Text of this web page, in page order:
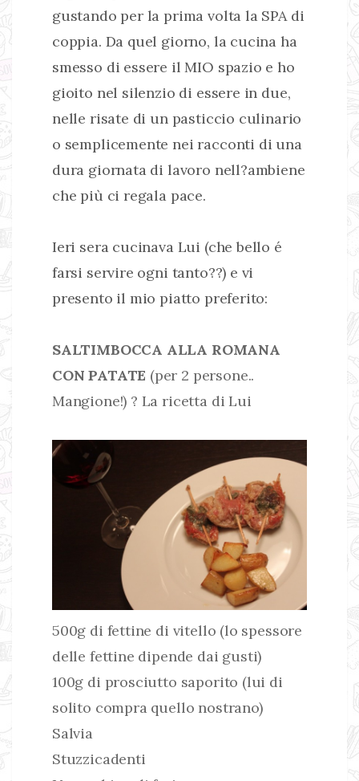
gustando per la prima volta la SPA di
coppia. Da quel giorno, la cucina ha
smesso di essere il MIO spazio e ho
gioito nel silenzio di essere in due,
nelle risate di un pasticcio culinario
o semplicemente nei racconti di una
dura giornata di lavoro nell?ambiene
che più ci regala pace.
Ieri sera cucinava Lui (che bello é
farsi servire ogni tanto??) e vi
presento il mio piatto preferito:
SALTIMBOCCA ALLA ROMANA
CON PATATE (per 2 persone..
Mangione!) ? La ricetta di Lui
500g di fettine di vitello (lo spessore
delle fettine dipende dai gusti)
100g di prosciutto saporito (lui di
solito compra quello nostrano)
Salvia
Stuzzicadenti